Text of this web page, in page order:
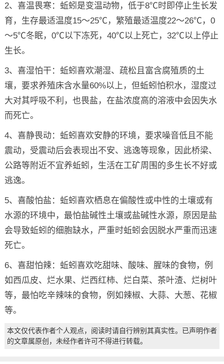
2、喜温畏寒：蚯蚓是变温动物，低于8℃时即停止生长发
育，生存最适温度15～25℃，繁殖最适温度22～26℃，0
～5℃冬眠，0℃以下冻死，40℃以上死亡，32℃以上停止
生长。
3、喜湿怕干：蚯蚓喜欢潮湿、疏松且富含腐殖质的土
壤，要求养殖床含水量60%以上，但蚯蚓怕积水，湿度过
大对其呼吸不利，也畏盐，在盐浓度高的溶液中会因失水
而死亡。
4、喜静畏动：蚯蚓喜欢安静的环境，要求噪音低且不能
震动，受震动后会表现出不安、逃逸等现象，因此桥梁、
公路等附近不宜养蚯蚓，生活在工矿周围的多生长不好或
逃逸。
5、喜酸怕盐：蚯蚓喜欢栖息在偏酸性或中性的土壤或有
水源的环境中，最怕盐碱性土壤或盐碱性水源，原因是盐
会导致蚯蚓的细胞缺水，严重时蚯蚓会因脱水严重而迅速
死亡。
6、喜甜怕辣：蚯蚓喜欢吃甜味、酸味、腥味的食物，例
如西瓜皮、烂水果、烂西红柿、烂白菜、茶叶渣、烂树叶
等，最怕吃辛辣味的食物，例如辣椒、大蒜、大葱、花椒
等。
本文仅代表作者个人观点，阅读时请自行辨别其真实性。已声明作者
的文章属原创，未经作者许可不得进行转载。